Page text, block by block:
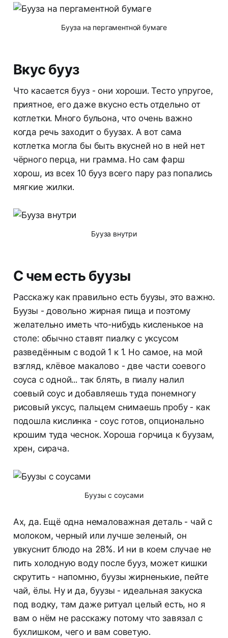
Бууза на пергаментной бумаге
Вкус бууз
Что касается бууз - они хороши. Тесто упругое,
приятное, его даже вкусно есть отдельно от
котлетки. Много бульона, что очень важно
когда речь заходит о буузах. А вот сама
котлетка могла бы быть вкусней но в ней нет
чёрного перца, ни грамма. Но сам фарш
хорош, из всех 10 бууз всего пару раз попались
мягкие жилки.
Бууза внутри
С чем есть буузы
Расскажу как правильно есть буузы, это важно.
Буузы - довольно жирная пища и поэтому
желательно иметь что-нибудь кисленькое на
столе: обычно ставят пиалку с уксусом
разведённым с водой 1 к 1. Но самое, на мой
взгляд, клёвое макалово - две части соевого
соуса с одной... так блять, в пиалу налил
соевый соус и добавляешь туда понемногу
рисовый уксус, пальцем снимаешь пробу - как
подошла кислинка - соус готов, опционально
крошим туда чеснок. Хороша горчица к буузам,
хрен, сирача.
Буузы с соусами
Ах, да. Ещё одна немаловажная деталь - чай с
молоком, черный или лучше зеленый, он
увкуснит блюдо на 28%. И ни в коем случае не
пить холодную воду после бууз, может кишки
скрутить - напомню, буузы жирненькие, пейте
чай, ёлы. Ну и да, буузы - идеальная закуска
под водку, там даже ритуал целый есть, но я
вам о нём не расскажу потому что завязал с
бухлишком, чего и вам советую.